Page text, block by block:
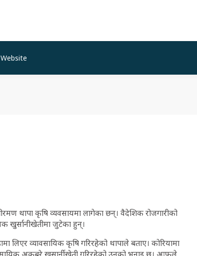
थापा कृषि व्यवसायमा लागेका छन्। वैदेशिक रोजगारीको
खुर्सानीखेतीमा जुटेका हुन्।
लिएर व्यावसायिक कृषि गरिरहेको थापाले बताए। कोरियामा